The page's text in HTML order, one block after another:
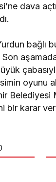
dava
bağlı
oyunu
Belediyesi
bir karar